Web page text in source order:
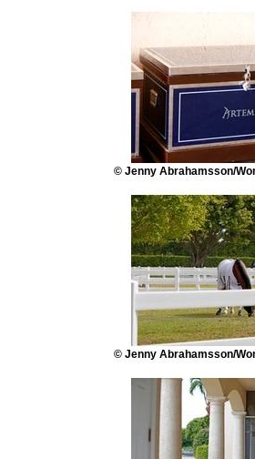
© Jenny Abrahamsson/
© Jenny Abrahamsson/